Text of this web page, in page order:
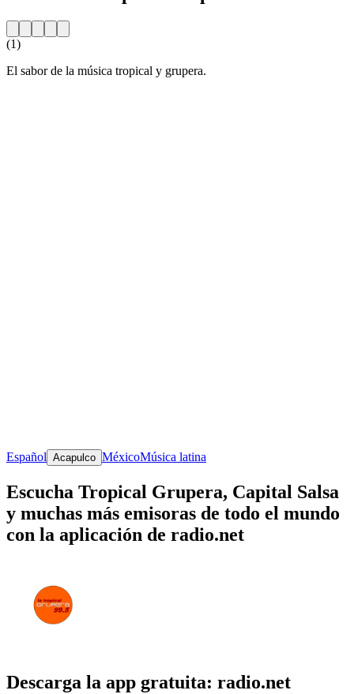
(1)
El sabor de la música tropical y grupera.
Español Acapulco MéxicoMúsica latina
Escucha Tropical Grupera, Capital Salsa
y muchas más emisoras de todo el mundo
con la aplicación de radio.net
Descarga la app gratuita: radio.net